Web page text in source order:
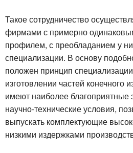
Такое сотрудничество
фирмами с примерно
профилем, с преобладанием у
специализации. В основу
положен принцип
изготовлении частей конечного
имеют наиболее благоприятные
научно-технические условия,
выпускать комплектующие
низкими издержками